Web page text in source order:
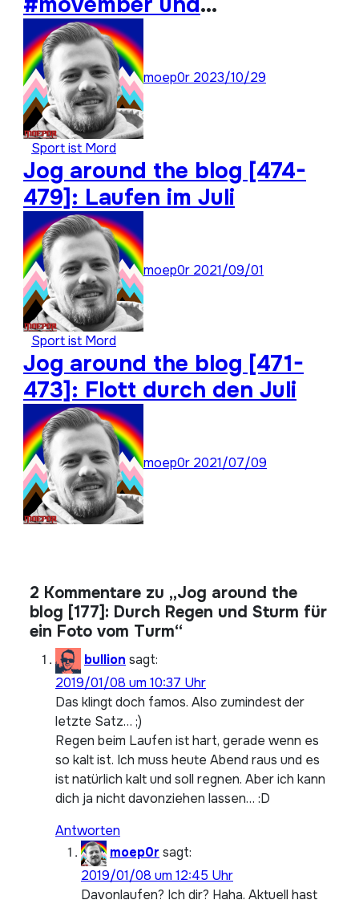
#moep0rthon 2023
moep0r 2023/10/29
Sport ist Mord
Jog around the blog [474-
479]: Laufen im Juli
moep0r 2021/09/01
Sport ist Mord
Jog around the blog [471-
473]: Flott durch den Juli
moep0r 2021/07/09
2 Kommentare zu „Jog around the
blog [177]: Durch Regen und Sturm für
ein Foto vom Turm“
bullion sagt:
2019/01/08 um 10:37 Uhr
Das klingt doch famos. Also zumindest der
letzte Satz… ;)
Regen beim Laufen ist hart, gerade wenn es
so kalt ist. Ich muss heute Abend raus und es
ist natürlich kalt und soll regnen. Aber ich kann
dich ja nicht davonziehen lassen… :D
Antworten
moep0r sagt:
2019/01/08 um 12:45 Uhr
Davonlaufen? Ich dir? Haha. Aktuell hast